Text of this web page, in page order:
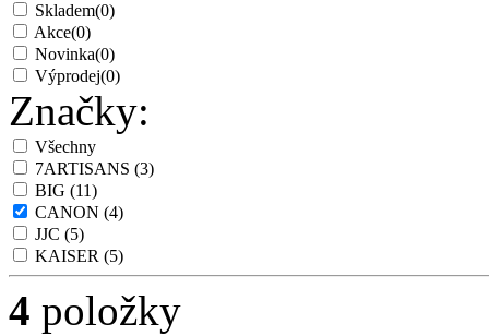
Skladem(0)
Akce(0)
Novinka(0)
Výprodej(0)
Značky:
Všechny
7ARTISANS (3)
BIG (11)
CANON (4)
JJC (5)
KAISER (5)
4 položky